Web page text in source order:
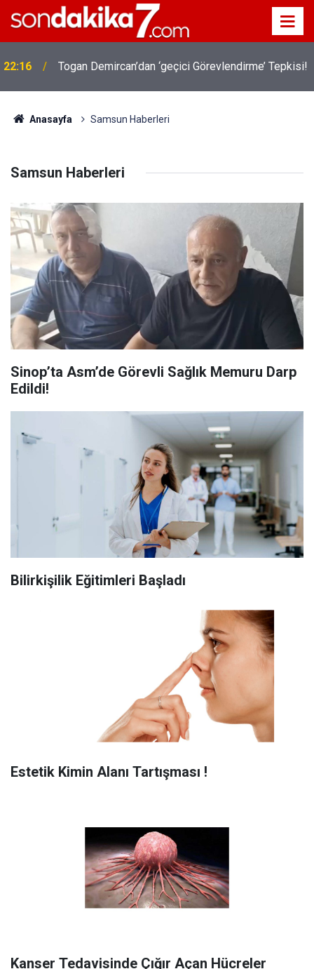
19:32 Sıcak Havalarda Ödem Şikayetini Hafife Almayın!
Anasayfa Samsun Haberleri
Samsun Haberleri
Sinop’ta Asm’de Görevli Sağlık Memuru Darp
Edildi!
Bilirkişilik Eğitimleri Başladı
Estetik Kimin Alanı Tartışması !
Kanser Tedavisinde Çığır Açan Hücreler